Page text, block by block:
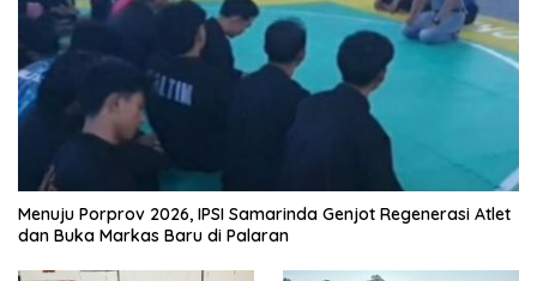
Menuju Porprov 2026, IPSI Samarinda Genjot Regenerasi Atlet
dan Buka Markas Baru di Palaran